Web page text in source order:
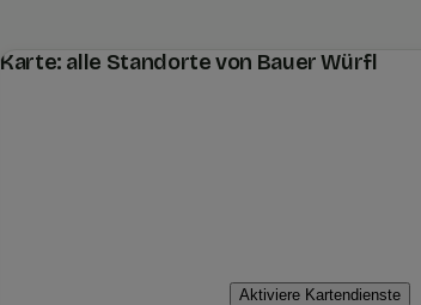
Karte: alle Standorte von Bauer Würfl
Aktiviere Kartendienste